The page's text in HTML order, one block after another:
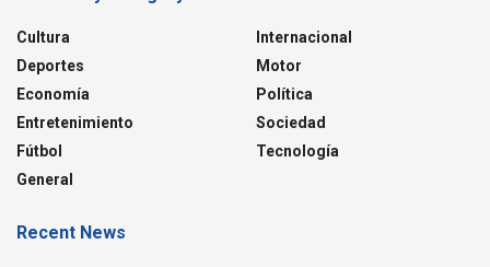
Cultura
Deportes
Economía
Entretenimiento
Fútbol
General
Internacional
Motor
Política
Sociedad
Tecnología
Recent News